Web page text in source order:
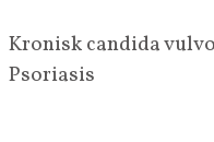
Kronisk candida
Psoriasis